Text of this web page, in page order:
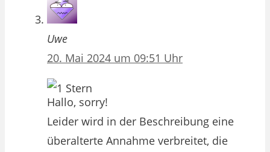
Uwe
20. Mai 2024 um 09:51 Uhr
Hallo, sorry!
Leider wird in der Beschreibung eine
überalterte Annahme verbreitet, die